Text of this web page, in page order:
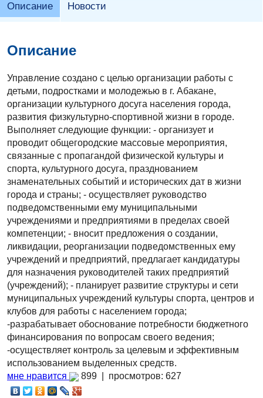
Описание Новости
Описание
Управление создано с целью организации работы с
детьми, подростками и молодежью в г. Абакане,
организации культурного досуга населения города,
развития физкультурно-спортивной жизни в городе.
Выполняет следующие функции: - организует и
проводит общегородские массовые мероприятия,
связанные с пропагандой физической культуры и
спорта, культурного досуга, празднованием
знаменательных событий и исторических дат в жизни
города и страны; - осуществляет руководство
подведомственными ему муниципальными
учреждениями и предприятиями в пределах своей
компетенции; - вносит предложения о создании,
ликвидации, реорганизации подведомственных ему
учреждений и предприятий, предлагает кандидатуры
для назначения руководителей таких предприятий
(учреждений); - планирует развитие структуры и сети
муниципальных учреждений культуры спорта, центров и
клубов для работы с населением города;
-разрабатывает обоснование потребности бюджетного
финансирования по вопросам своего ведения;
-осуществляет контроль за целевым и эффективным
использованием выделенных средств.
мне нравится
899 | просмотров: 627